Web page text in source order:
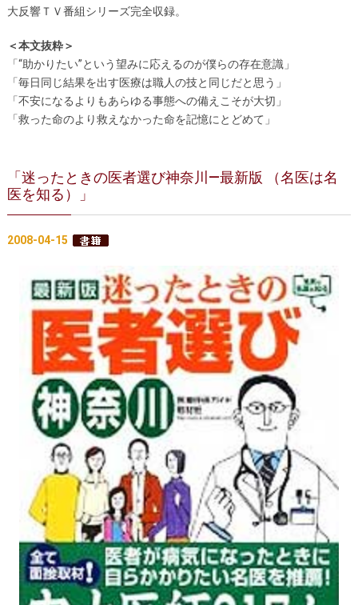
大反響ＴＶ番組シリーズ完全収録。
＜本文抜粋＞
「“助かりたい”という望みに応えるのが僕らの存在意識」
「毎日同じ結果を出す医療は職人の技と同じだと思う」
「不安になるよりもあらゆる事態への備えこそが大切」
「救った命のより救えなかった命を記憶にとどめて」
「迷ったときの医者選び神奈川―最新版 （名医は名
医を知る）」
2008-04-15